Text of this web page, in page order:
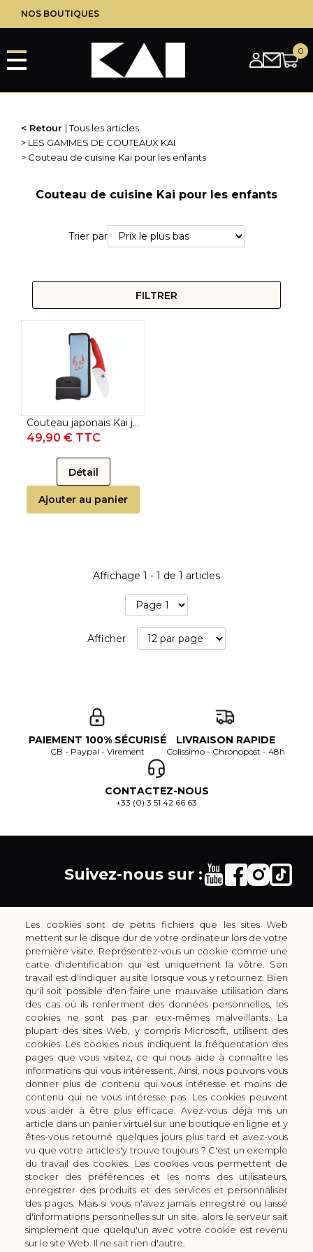
principal
NOS BOUTIQUES
LAMES DE RECHANGE KAI
LAMES DE RECHANGE KAI
LES CUTTERS CIRCULAIRES KAI
LES CUTTERS KAI
LES SUPPORTS DE COUPE KAI
CISEAUX MULTI-USAGES KAI
LES SERVICES/PRESTATIONS
AIGUISAGE ACCESSOIRES ET OUTILLAGE
AIGUISAGE DE CISEAUX
PRESTATION DE SERVICE
Retour
Tous les articles
LES GAMMES DE COUTEAUX KAI
Couteau de cuisine Kai pour les enfants
Couteau de cuisine Kai pour les enfants
Trier par
FILTRER
Couteau japonais Kai junior
49,90 € TTC
Détail
Ajouter au panier
Affichage 1 - 1 de 1 articles
Afficher
PAIEMENT 100% SÉCURISÉ
CB - Paypal - Virement
LIVRAISON RAPIDE
Colissimo - Chronopost - 48h
CONTACTEZ-NOUS
+33 (0) 3 51 42 66 63
Suivez-nous sur :
30 rue Colbert - 51100 REIMS - France
coutellerie.champenoise@gmail.com
+33 (0) 3 51 42 66 63
Boutique
LES GAMMES DE COUTEAUX KAI
LES ACCESSOIRES DE CUISINE KAI
CUTTERS & CISEAUX KAI
LES SERVICES/PRESTATIONS
Bon à savoir
Manuel d'aiguisage & entretien
Histoire du couteau japonais
Forme de lame
FAQ
Nous connaitre
Qui sommes-nous ?
Moyens de paiement
Modes de livraison
Demande de devis
Contact
Infos légales
Conditions Générales de Vente
Les cookies sont de petits fichiers que les sites Web
mettent sur le disque dur de votre ordinateur lors de votre
première visite. Représentez-vous un cookie comme une
carte d'identification qui est uniquement la vôtre. Son
travail est d'indiquer au site lorsque vous y retournez. Bien
qu'il soit possible d'en faire une mauvaise utilisation dans
des cas où ils renferment des données personnelles, les
cookies ne sont pas par eux-mêmes malveillants. La
plupart des sites Web, y compris Microsoft, utilisent des
cookies. Les cookies nous indiquent la fréquentation des
pages que vous visitez, ce qui nous aide à connaître les
informations qui vous intéressent. Ainsi, nous pouvons vous
donner plus de contenu qui vous intéresse et moins de
contenu qui ne vous intéresse pas. Les cookies peuvent
vous aider à être plus efficace. Avez-vous déjà mis un
article dans un panier virtuel sur une boutique en ligne et y
êtes-vous retourné quelques jours plus tard et avez-vous
vu que votre article s'y trouve toujours ? C'est un exemple
du travail des cookies. Les cookies vous permettent de
stocker des préférences et les noms des utilisateurs,
enregistrer des produits et des services et personnaliser
des pages. Mais si vous n'avez jamais enregistré ou laissé
d'informations personnelles sur un site, alors le serveur sait
simplement que quelqu'un avec votre cookie est revenu
sur le site Web. Il ne sait rien d'autre.